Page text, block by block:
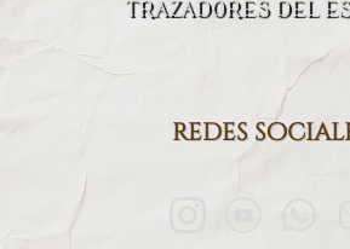
TRAZADORES DEL
redes